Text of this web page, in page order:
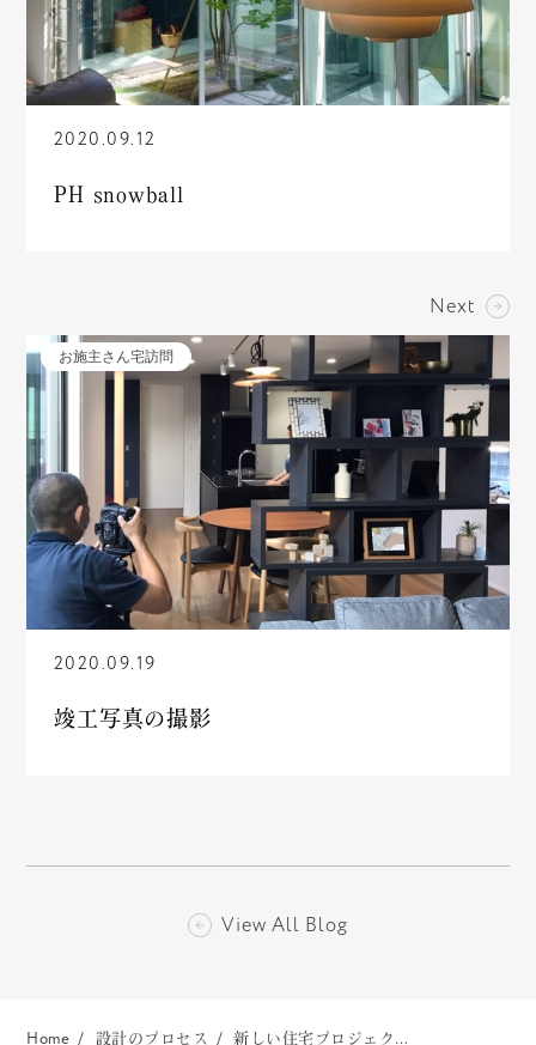
2020.09.12
PH snowball
Next
お施主さん宅訪問
2020.09.19
竣工写真の撮影
View All Blog
Home 設計のプロセス 新しい住宅プロジェク…